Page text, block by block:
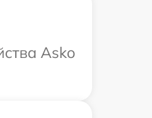
Asko